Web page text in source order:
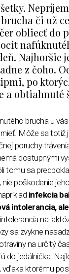
či už
obliecť do
Najhoršie
z čoho.
po
a obtiahnuté
brucha u
Môže sa totiž
poruchy
dostupnými
tomu sa
poškodenie
infekcia
intolerancia,
na
sa zvykne
na určitý
do jedálnička.
vďaka ktorému